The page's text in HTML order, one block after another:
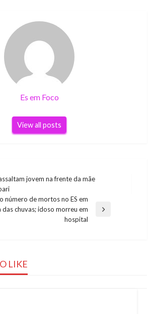
Es em Foco
View all posts
jovem na frente da mãe
número de mortos no ES em
das chuvas; idoso morreu em
hospital
LIKE